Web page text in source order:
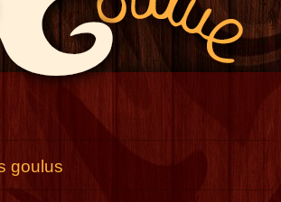
goulus